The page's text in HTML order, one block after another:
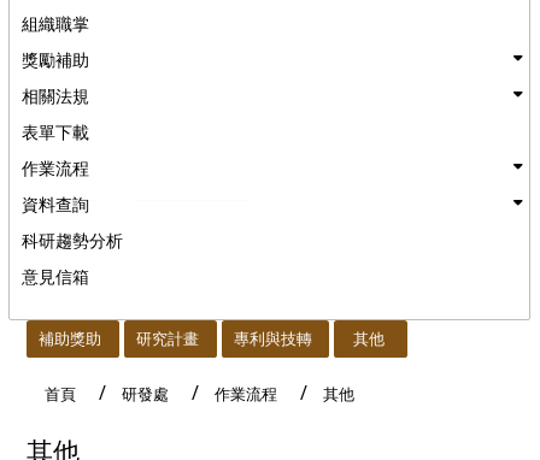
組織職掌
獎勵補助
相關法規
表單下載
作業流程
資料查詢
科研趨勢分析
意見信箱
補助獎助 研究計畫 專利與技轉 其他
首頁 研發處 作業流程 其他
其他